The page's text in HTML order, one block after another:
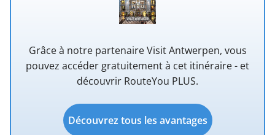
Grâce à notre partenaire Visit Antwerpen, vous
pouvez accéder gratuitement à cet itinéraire - et
découvrir RouteYou PLUS.
Découvrez tous les avantages